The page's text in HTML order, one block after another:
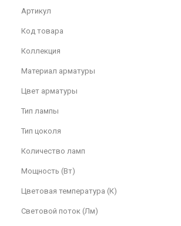
Артикул
Код товара
Коллекция
Материал арматуры
Цвет арматуры
Тип лампы
Тип цоколя
Количество ламп
Мощность (Вт)
Цветовая температура (К)
Световой поток (Лм)